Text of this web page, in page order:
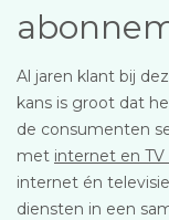
Al jaren klant bij
kans is groot dat
de consumenten
met internet en
internet én
diensten in een